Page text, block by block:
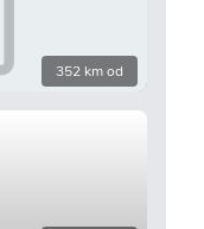
352 km od